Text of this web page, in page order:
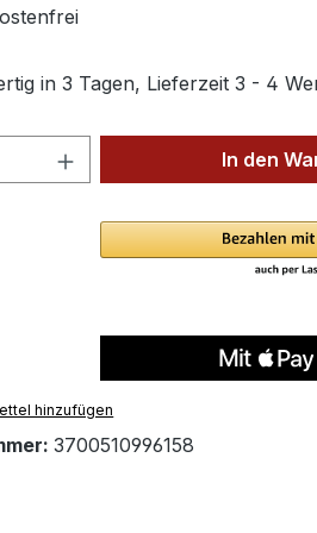
in 3 Tagen, Lieferzeit 3 - 4
Anzahl: Gib denIn den
hinzufügen
3700510996158